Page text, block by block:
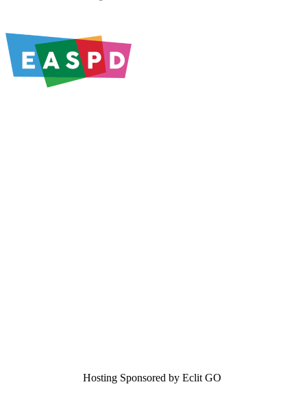
Hosting Sponsored by Eclit GO